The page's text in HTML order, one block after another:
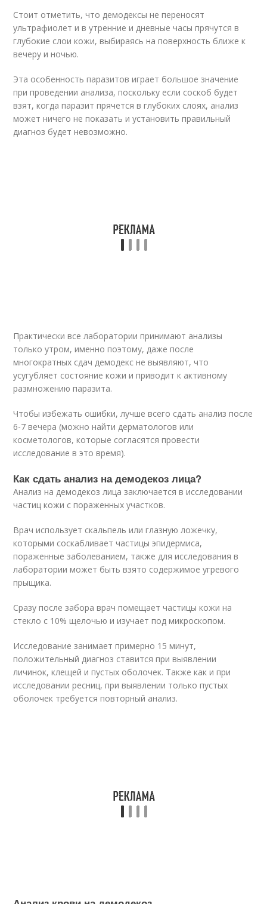
Стоит отметить, что демодексы не переносят
ультрафиолет и в утренние и дневные часы прячутся в
глубокие слои кожи, выбираясь на поверхность ближе к
вечеру и ночью.
Эта особенность паразитов играет большое значение
при проведении анализа, поскольку если соскоб будет
взят, когда паразит прячется в глубоких слоях, анализ
может ничего не показать и установить правильный
диагноз будет невозможно.
Практически все лаборатории принимают анализы
только утром, именно поэтому, даже после
многократных сдач демодекс не выявляют, что
усугубляет состояние кожи и приводит к активному
размножению паразита.
Чтобы избежать ошибки, лучше всего сдать анализ после
6-7 вечера (можно найти дерматологов или
косметологов, которые согласятся провести
исследование в это время).
Как сдать анализ на демодекоз лица?
Анализ на демодекоз лица заключается в исследовании
частиц кожи с пораженных участков.
Врач использует скальпель или глазную ложечку,
которыми соскабливает частицы эпидермиса,
пораженные заболеванием, также для исследования в
лаборатории может быть взято содержимое угревого
прыщика.
Сразу после забора врач помещает частицы кожи на
стекло с 10% щелочью и изучает под микроскопом.
Исследование занимает примерно 15 минут,
положительный диагноз ставится при выявлении
личинок, клещей и пустых оболочек. Также как и при
исследовании ресниц, при выявлении только пустых
оболочек требуется повторный анализ.